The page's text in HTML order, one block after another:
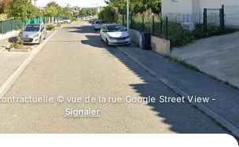
© vue de la rue Google Street View -
Signaler